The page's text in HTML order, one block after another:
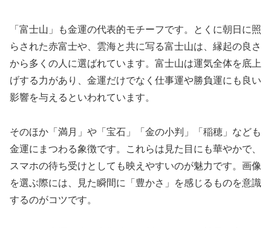
「富士山」も金運の代表的モチーフです。とくに朝日に照
らされた赤富士や、雲海と共に写る富士山は、縁起の良さ
から多くの人に選ばれています。富士山は運気全体を底上
げする力があり、金運だけでなく仕事運や勝負運にも良い
影響を与えるといわれています。
そのほか「満月」や「宝石」「金の小判」「稲穂」なども
金運にまつわる象徴です。これらは見た目にも華やかで、
スマホの待ち受けとしても映えやすいのが魅力です。画像
を選ぶ際には、見た瞬間に「豊かさ」を感じるものを意識
するのがコツです。